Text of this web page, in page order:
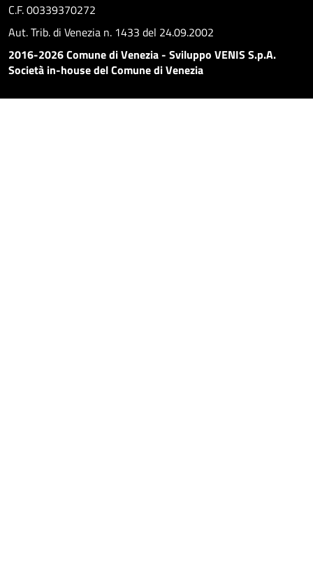
C.F. 00339370272
Aut. Trib. di Venezia n. 1433 del 24.09.2002
2016-2026 Comune di Venezia - Sviluppo VENIS S.p.A.
Società in-house del Comune di Venezia